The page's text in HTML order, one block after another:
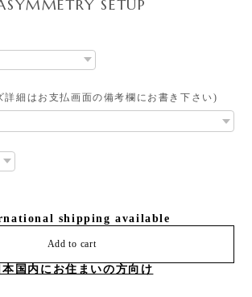
SETUP
詳細はお支払画面の備考欄にお書き下さい)
shipping available
Add to cart
本国内にお住まいの方向け